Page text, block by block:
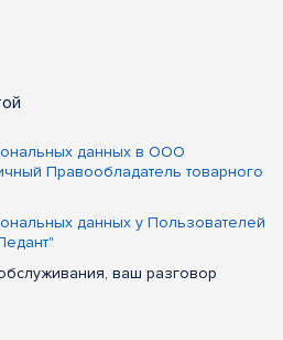
данных в ООО
Правообладатель товарного
данных у Пользователей
ваш разговор